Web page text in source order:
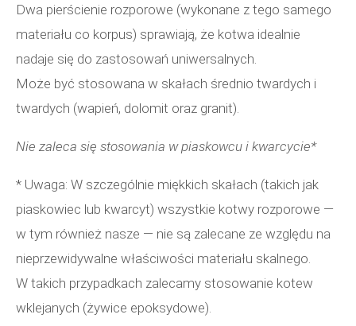
Dwa pierścienie rozporowe (wykonane z tego samego
materiału co korpus) sprawiają, że kotwa idealnie
nadaje się do zastosowań uniwersalnych.
Może być stosowana w skałach średnio twardych i
twardych (wapień, dolomit oraz granit).
Nie zaleca się stosowania w piaskowcu i kwarcycie*
* Uwaga: W szczególnie miękkich skałach (takich jak
piaskowiec lub kwarcyt) wszystkie kotwy rozporowe —
w tym również nasze — nie są zalecane ze względu na
nieprzewidywalne właściwości materiału skalnego.
W takich przypadkach zalecamy stosowanie kotew
wklejanych (żywice epoksydowe).